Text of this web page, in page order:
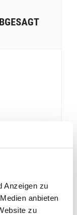
Anzeigen zu
anbieten
zu